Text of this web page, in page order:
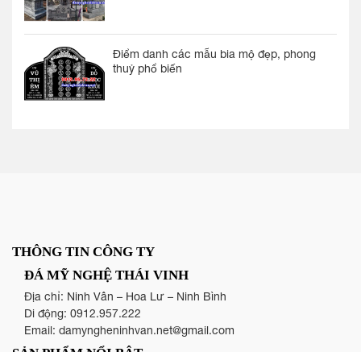
Điểm danh các mẫu bia mộ đẹp, phong
thuỷ phổ biến
THÔNG TIN CÔNG TY
ĐÁ MỸ NGHỆ THÁI VINH
Địa chỉ: Ninh Vân – Hoa Lư – Ninh Bình
Di động: 0912.957.222
Email: damyngheninhvan.net@gmail.com